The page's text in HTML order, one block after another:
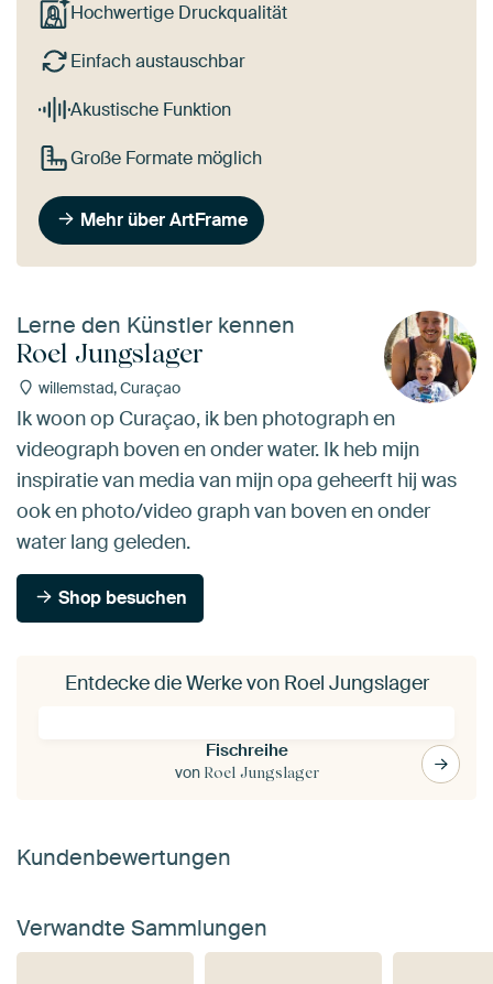
Hochwertige Druckqualität
Einfach austauschbar
Akustische Funktion
Große Formate möglich
Mehr über ArtFrame
Lerne den Künstler kennen
Roel Jungslager
willemstad, Curaçao
Ik woon op Curaçao, ik ben photograph en
videograph boven en onder water. Ik heb mijn
inspiratie van media van mijn opa geheerft hij was
ook en photo/video graph van boven en onder
water lang geleden.
Shop besuchen
Entdecke die Werke von Roel Jungslager
Fischreihe
von Roel Jungslager
Kundenbewertungen
Verwandte Sammlungen